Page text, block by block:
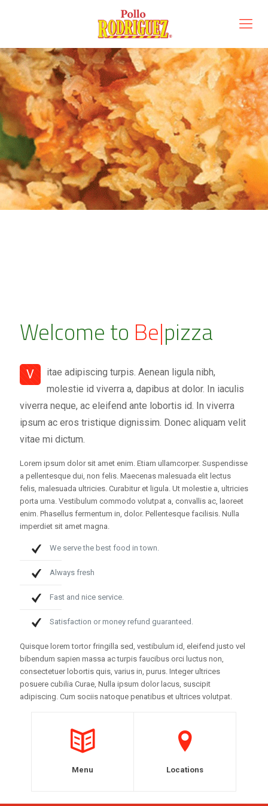
Welcome toBe|pizza
V
itae adipiscing turpis. Aenean ligula nibh,
molestie id viverra a, dapibus at dolor. In iaculis
viverra neque, ac eleifend ante lobortis id. In viverra
ipsum ac eros tristique dignissim. Donec aliquam velit
vitae mi dictum.
Lorem ipsum dolor sit amet enim. Etiam ullamcorper. Suspendisse
a pellentesque dui, non felis. Maecenas malesuada elit lectus
felis, malesuada ultricies. Curabitur et ligula. Ut molestie a, ultricies
porta urna. Vestibulum commodo volutpat a, convallis ac, laoreet
enim. Phasellus fermentum in, dolor. Pellentesque facilisis. Nulla
imperdiet sit amet magna.
We serve the best food in town.
Always fresh
Fast and nice service.
Satisfaction or money refund guaranteed.
Quisque lorem tortor fringilla sed, vestibulum id, eleifend justo vel
bibendum sapien massa ac turpis faucibus orci luctus non,
consectetuer lobortis quis, varius in, purus. Integer ultrices
posuere cubilia Curae, Nulla ipsum dolor lacus, suscipit
adipiscing. Cum sociis natoque penatibus et ultrices volutpat.
Menu Locations